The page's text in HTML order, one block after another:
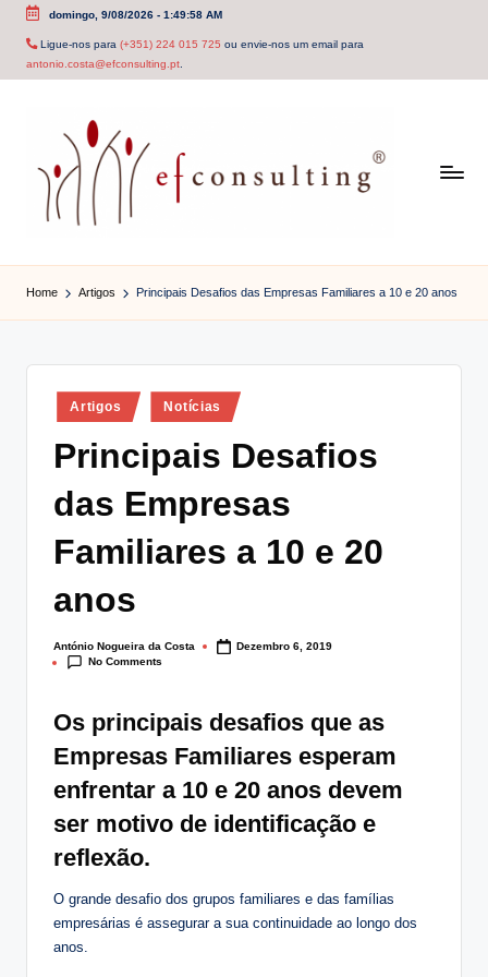
Skip
domingo, 9/08/2026- 1:49:58 AM
Ligue-nos para (+351) 224 015 725 ou envie-nos um email para
antonio.costa@efconsulting.pt.
f
c
o
Home Artigos Principais Desafios das Empresas Familiares a 10 e 20 anos
Posted
in
Artigos Notícias
Principais Desafios
das Empresas
Familiares a 10 e 20
anos
Posted
by
António Nogueira da Costa
Dezembro 6, 2019
No Comments
Os principais desafios que as
Empresas Familiares esperam
enfrentar a 10 e 20 anos devem
ser motivo de identificação e
reflexão.
O grande desafio dos grupos familiares e das famílias
empresárias é assegurar a sua continuidade ao longo dos
anos.